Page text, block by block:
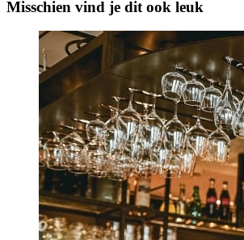
Misschien vind je dit ook leuk